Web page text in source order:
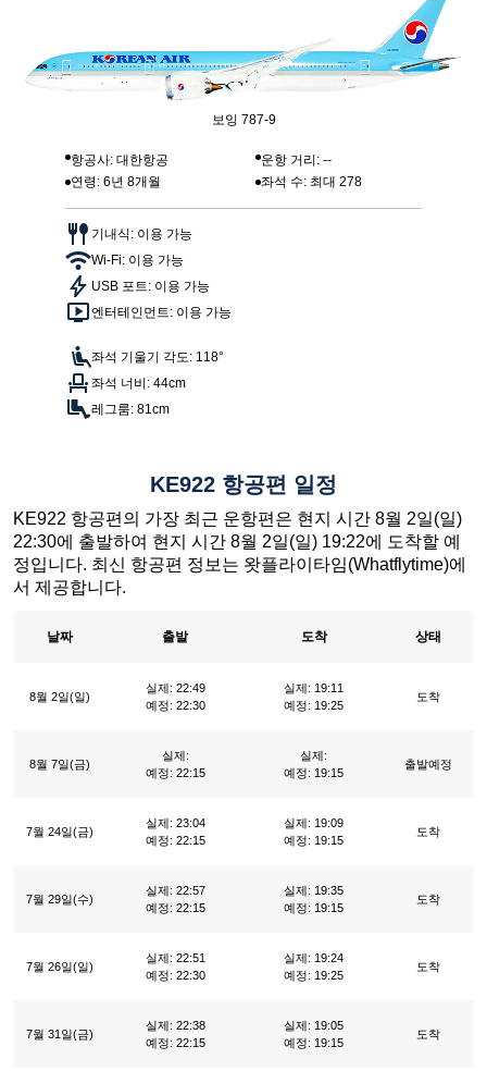
보잉 787-9
항공사: 대한항공
운항 거리: --
연령: 6년 8개월
좌석 수: 최대 278
기내식: 이용 가능
Wi-Fi: 이용 가능
USB 포트: 이용 가능
엔터테인먼트: 이용 가능
좌석 기울기 각도: 118°
좌석 너비: 44cm
레그룸: 81cm
KE922 항공편 일정
KE922 항공편의 가장 최근 운항편은 현지 시간 8월 2일(일)
22:30에 출발하여 현지 시간 8월 2일(일) 19:22에 도착할 예
정입니다. 최신 항공편 정보는 왓플라이타임(Whatflytime)에
서 제공합니다.
날짜 출발 도착 상태
8월 2일(일)
실제: 22:49
예정: 22:30
실제: 19:11
예정: 19:25
도착
8월 7일(금)
실제:
예정: 22:15
실제:
예정: 19:15
출발예정
7월 24일(금)
실제: 23:04
예정: 22:15
실제: 19:09
예정: 19:15
도착
7월 29일(수)
실제: 22:57
예정: 22:15
실제: 19:35
예정: 19:15
도착
7월 26일(일)
실제: 22:51
예정: 22:30
실제: 19:24
예정: 19:25
도착
7월 31일(금)
실제: 22:38
예정: 22:15
실제: 19:05
예정: 19:15
도착